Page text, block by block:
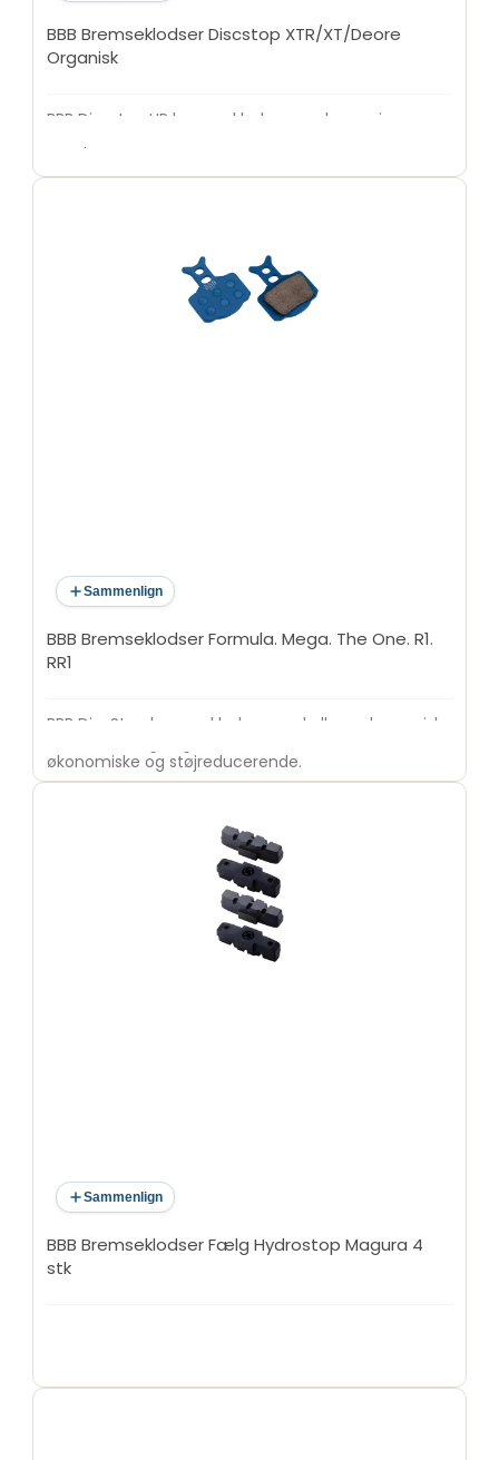
BBB Bremseklodser Discstop XTR/XT/Deore
Organisk
BBB Discstop HP bremseklodser med organic
Sammenlign
BBB Bremseklodser Formula. Mega. The One. R1.
RR1
BBB DiscStop bremseklodser med allround organisk
økonomiske og støjreducerende.
Sammenlign
BBB Bremseklodser Fælg Hydrostop Magura 4
stk